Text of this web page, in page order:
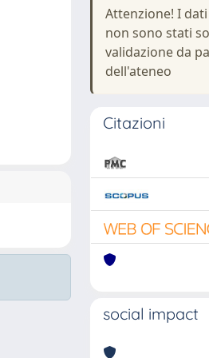
Attenzione! I
non sono stati
validazione da
dell'ateneo
Citazioni
social impact